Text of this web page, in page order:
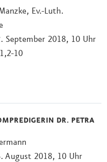
Ev.-Luth.
September 2018, 10 Uhr
10
DR. PETRA
August 2018, 10 Uhr